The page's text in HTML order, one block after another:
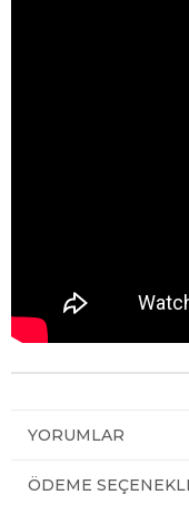
YORUMLAR
ÖDEME